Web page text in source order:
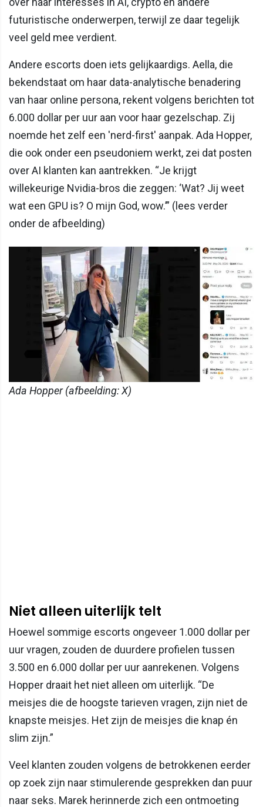
futuristische onderwerpen, terwijl ze daar tegelijk
veel geld mee verdient.
Andere escorts doen iets gelijkaardigs. Aella, die
bekendstaat om haar data-analytische benadering
van haar online persona, rekent volgens berichten tot
6.000 dollar per uur aan voor haar gezelschap. Zij
noemde het zelf een 'nerd-first' aanpak. Ada Hopper,
die ook onder een pseudoniem werkt, zei dat posten
over AI klanten kan aantrekken. “Je krijgt
willekeurige Nvidia-bros die zeggen: ‘Wat? Jij weet
wat een GPU is? O mijn God, wow.’” (lees verder
onder de afbeelding)
Ada Hopper (afbeelding: X)
Niet alleen uiterlijk telt
Hoewel sommige escorts ongeveer 1.000 dollar per
uur vragen, zouden de duurdere profielen tussen
3.500 en 6.000 dollar per uur aanrekenen. Volgens
Hopper draait het niet alleen om uiterlijk. “De
meisjes die de hoogste tarieven vragen, zijn niet de
knapste meisjes. Het zijn de meisjes die knap én
slim zijn.”
Veel klanten zouden volgens de betrokkenen eerder
op zoek zijn naar stimulerende gesprekken dan puur
naar seks. Marek herinnerde zich een ontmoeting